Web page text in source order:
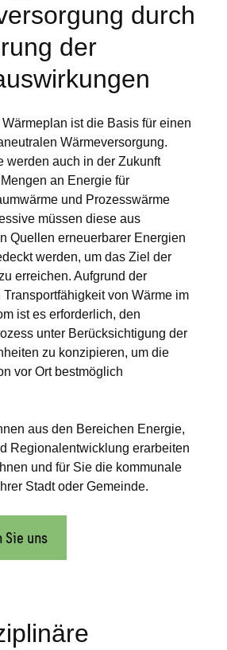
durch
der
ist die Basis für einen
Wärmeversorgung.
werden auch in der Zukunft
an Energie für
und Prozesswärme
müssen diese aus
Quellen erneuerbarer Energien
werden, um das Ziel der
erreichen. Aufgrund der
von Wärme im
ist es erforderlich, den
unter Berücksichtigung der
zu konzipieren, um die
vor Ort bestmöglich
aus den Bereichen Energie,
Regionalentwicklung erarbeiten
und für Sie die kommunale
Stadt oder Gemeinde.
Sie uns